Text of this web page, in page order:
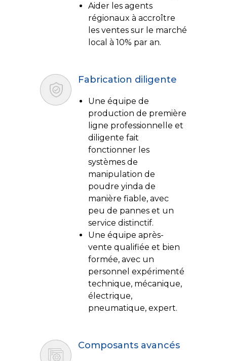
Aider les agents
régionaux à accroître
les ventes sur le marché
local à 10% par an.
Fabrication diligente
Une équipe de
production de première
ligne professionnelle et
diligente fait
fonctionner les
systèmes de
manipulation de
poudre yinda de
manière fiable, avec
peu de pannes et un
service distinctif.
Une équipe après-
vente qualifiée et bien
formée, avec un
personnel expérimenté
technique, mécanique,
électrique,
pneumatique, expert.
Composants avancés